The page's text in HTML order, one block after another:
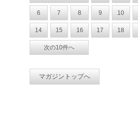
6 7 8 9 10
14 15 16 17 18
次の10件へ
マガジントップへ